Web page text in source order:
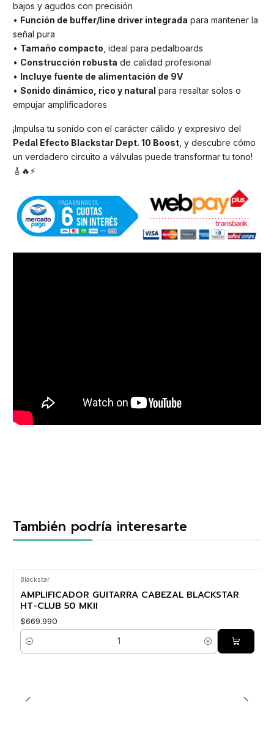
bajos y agudos con precisión
• Función de buffer/line driver integrada para mantener la
señal pura
• Tamaño compacto , ideal para pedalboards
• Construcción robusta de calidad profesional
• Incluye fuente de alimentación de 9V
• Sonido dinámico, rico y natural para resaltar solos o
empujar amplificadores
¡Impulsa tu sonido con el carácter cálido y expresivo del
Pedal Efecto Blackstar Dept. 10 Boost , y descubre cómo
un verdadero circuito a válvulas puede transformar tu tono!
🎸🔥⚡
También podría interesarte
Blackstar
AMPLIFICADOR GUITARRA CABEZAL BLACKSTAR
HT-CLUB 50 MKII
$669.990
Cantidad